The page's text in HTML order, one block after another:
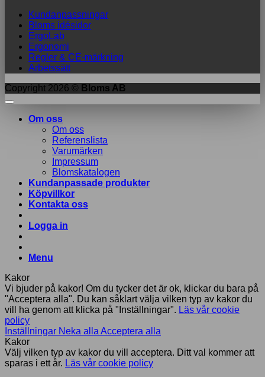
Kundanpassningar
Bloms idésidor
ErgoLab
Ergonomi
Regler & CE-märkning
Arbetssätt
Copyright 2026 © Bloms AB
Om oss
Om oss
Referenslista
Varumärken
Impressum
Blomskatalogen
Kundanpassade produkter
Köpvillkor
Kontakta oss
Logga in
Menu
Kakor
Vi bjuder på kakor! Om du tycker det är ok, klickar du bara på
"Acceptera alla". Du kan såklart välja vilken typ av kakor du
vill ha genom att klicka på "Inställningar". Läs vår cookie
policy
Inställningar Neka alla Acceptera alla
Kakor
Välj vilken typ av kakor du vill acceptera. Ditt val kommer att
sparas i ett år. Läs vår cookie policy